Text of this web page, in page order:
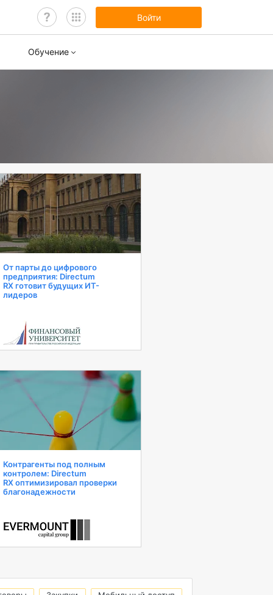
Войти
Обучение
От парты до цифрового
предприятия: Directum
RX готовит будущих ИТ-
лидеров
Контрагенты под полным
контролем: Directum
RX оптимизировал проверки
благонадежности